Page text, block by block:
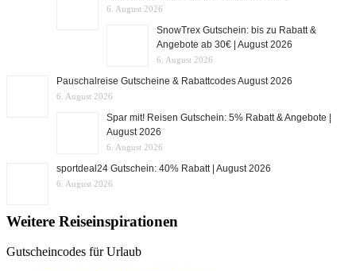
6. August 2026
SnowTrex Gutschein: bis zu Rabatt &
Angebote ab 30€ | August 2026
6. August 2026
Pauschalreise Gutscheine & Rabattcodes August 2026
6. August 2026
Spar mit! Reisen Gutschein: 5% Rabatt & Angebote |
August 2026
6. August 2026
sportdeal24 Gutschein: 40% Rabatt | August 2026
6. August 2026
Weitere Reiseinspirationen
Gutscheincodes für Urlaub